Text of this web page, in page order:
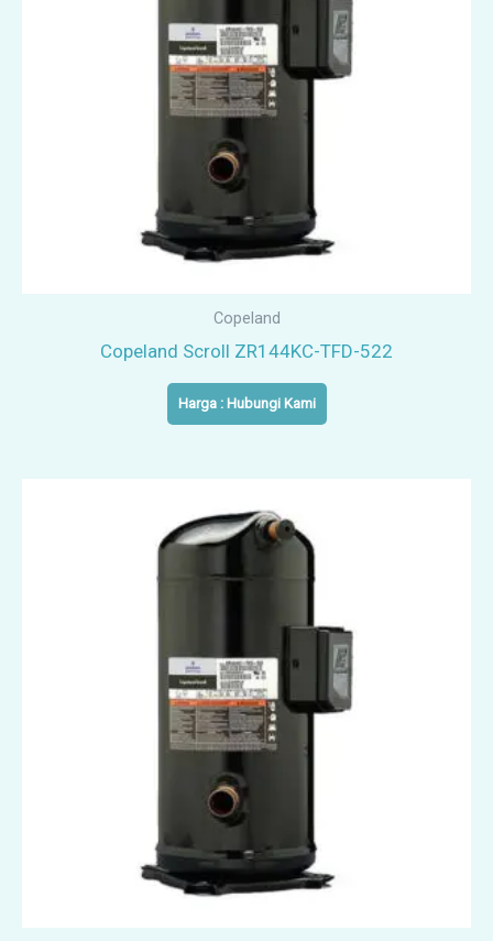
Copeland
Copeland Scroll ZR144KC-TFD-522
Harga : Hubungi Kami